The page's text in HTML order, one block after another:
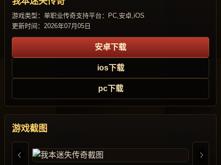
游戏类型：单职业传奇支持平台：PC,安卓,iOS
更新时间：2026年07月05日
安卓下载
ios下载
pc下载
游戏截图